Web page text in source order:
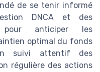
de se tenir informé
DNCA et des
pour anticiper les
optimal du fonds
suivi attentif des
régulière des actions